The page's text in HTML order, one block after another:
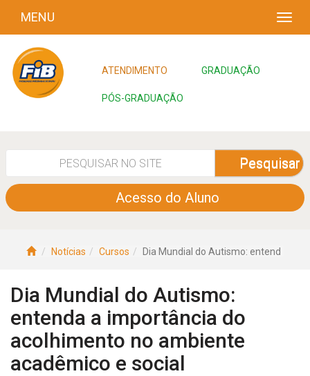
MENU
ATENDIMENTO GRADUAÇÃO
PÓS-GRADUAÇÃO
Pesquisar
Acesso do Aluno
Notícias Cursos Dia Mundial do Autismo: entend
Dia Mundial do Autismo:
entenda a importância do
acolhimento no ambiente
acadêmico e social